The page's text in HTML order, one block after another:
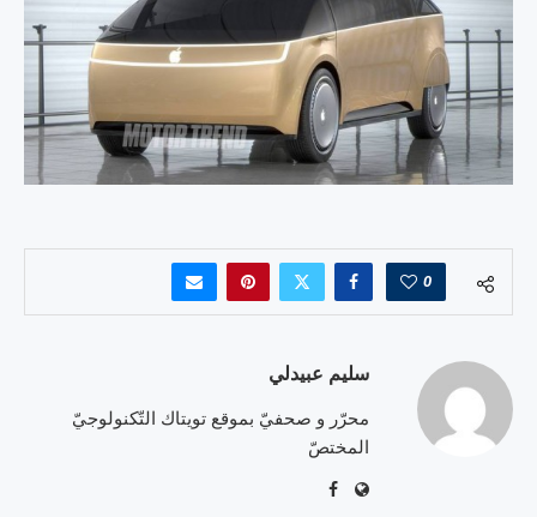
0
سليم عبيدلي
محرّر و صحفيّ بموقع تويتاك التّكنولوجيّ
المختصّ